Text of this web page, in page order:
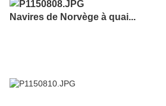
Navires de Norvège à quai...